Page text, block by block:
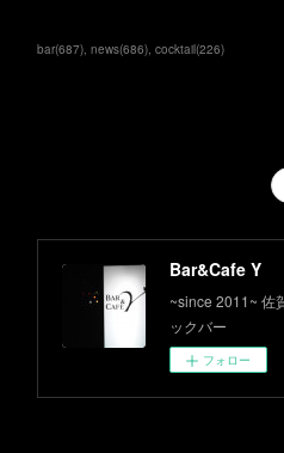
bar(687) news(686) cocktail(226)
Bar&Cafe Y
~since 2011~ 佐
ックバー
フォロー